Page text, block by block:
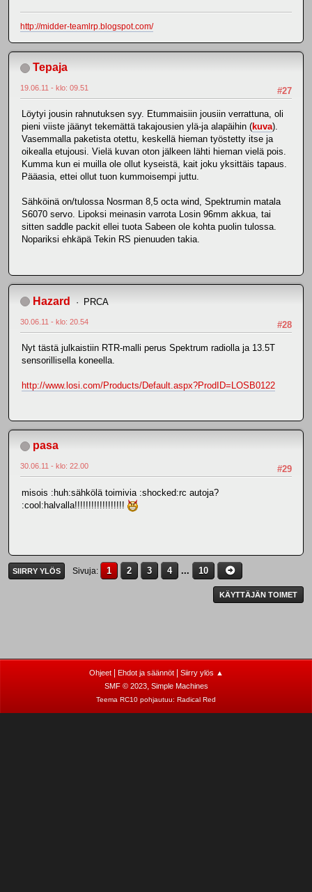
http://midder-teamlrp.blogspot.com/
Tepaja
#27
19.06.11 - klo: 09.51
Löytyi jousin rahnutuksen syy. Etummaisiin jousiin verrattuna, oli
pieni viiste jäänyt tekemättä takajousien ylä-ja alapäihin (kuva).
Vasemmalla paketista otettu, keskellä hieman työstetty itse ja
oikealla etujousi. Vielä kuvan oton jälkeen lähti hieman vielä pois.
Kumma kun ei muilla ole ollut kyseistä, kait joku yksittäis tapaus.
Pääasia, ettei ollut tuon kummoisempi juttu.
Sähköinä on/tulossa Nosrman 8,5 octa wind, Spektrumin matala
S6070 servo. Lipoksi meinasin varrota Losin 96mm akkua, tai
sitten saddle packit ellei tuota Sabeen ole kohta puolin tulossa.
Nopariksi ehkäpä Tekin RS pienuuden takia.
Hazard PRCA
#28
30.06.11 - klo: 20.54
Nyt tästä julkaistiin RTR-malli perus Spektrum radiolla ja 13.5T
sensorillisella koneella.
http://www.losi.com/Products/Default.aspx?ProdID=LOSB0122
pasa
#29
30.06.11 - klo: 22.00
misois :huh:sähkölä toimivia :shocked:rc autoja?
:cool:halvalla!!!!!!!!!!!!!!!!!!
SIIRRY YLÖS Sivuja 1 2 3 4 ... 10
KÄYTTÄJÄN TOIMET
Ohjeet| Ehdot ja säännöt| Siirry ylös ▲
SMF © 2023, Simple Machines
Teema RC10 pohjautuu: Radical Red